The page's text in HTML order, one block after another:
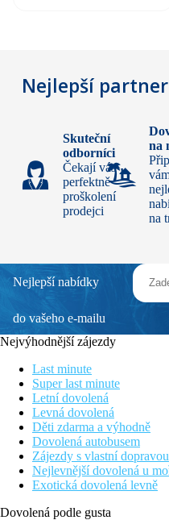
Nejlepší
Skuteční
odborníci
Čekají vás
perfektně
proškolení
prodejci
na
na
Nejlepší nabídky
do vašeho e-mailu
Nejvýhodnější zájezdy
Last minute
Super last minute
Letní dovolená
Levná dovolená
Děti zdarma a výhodně
Dovolená autobusem
Zájezdy s vlastní dopravou
Nejlevnější dovolená u
Exotická dovolená levně
Dovolená podle gusta